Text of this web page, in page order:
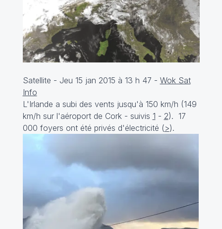
Satellite - Jeu 15 jan 2015 à 13 h 47 - Wok Sat
Info
L'Irlande a subi des vents jusqu'à 150 km/h (149
km/h sur l'aéroport de Cork - suivis 1 - 2). 17
000 foyers ont été privés d'électricité (>).